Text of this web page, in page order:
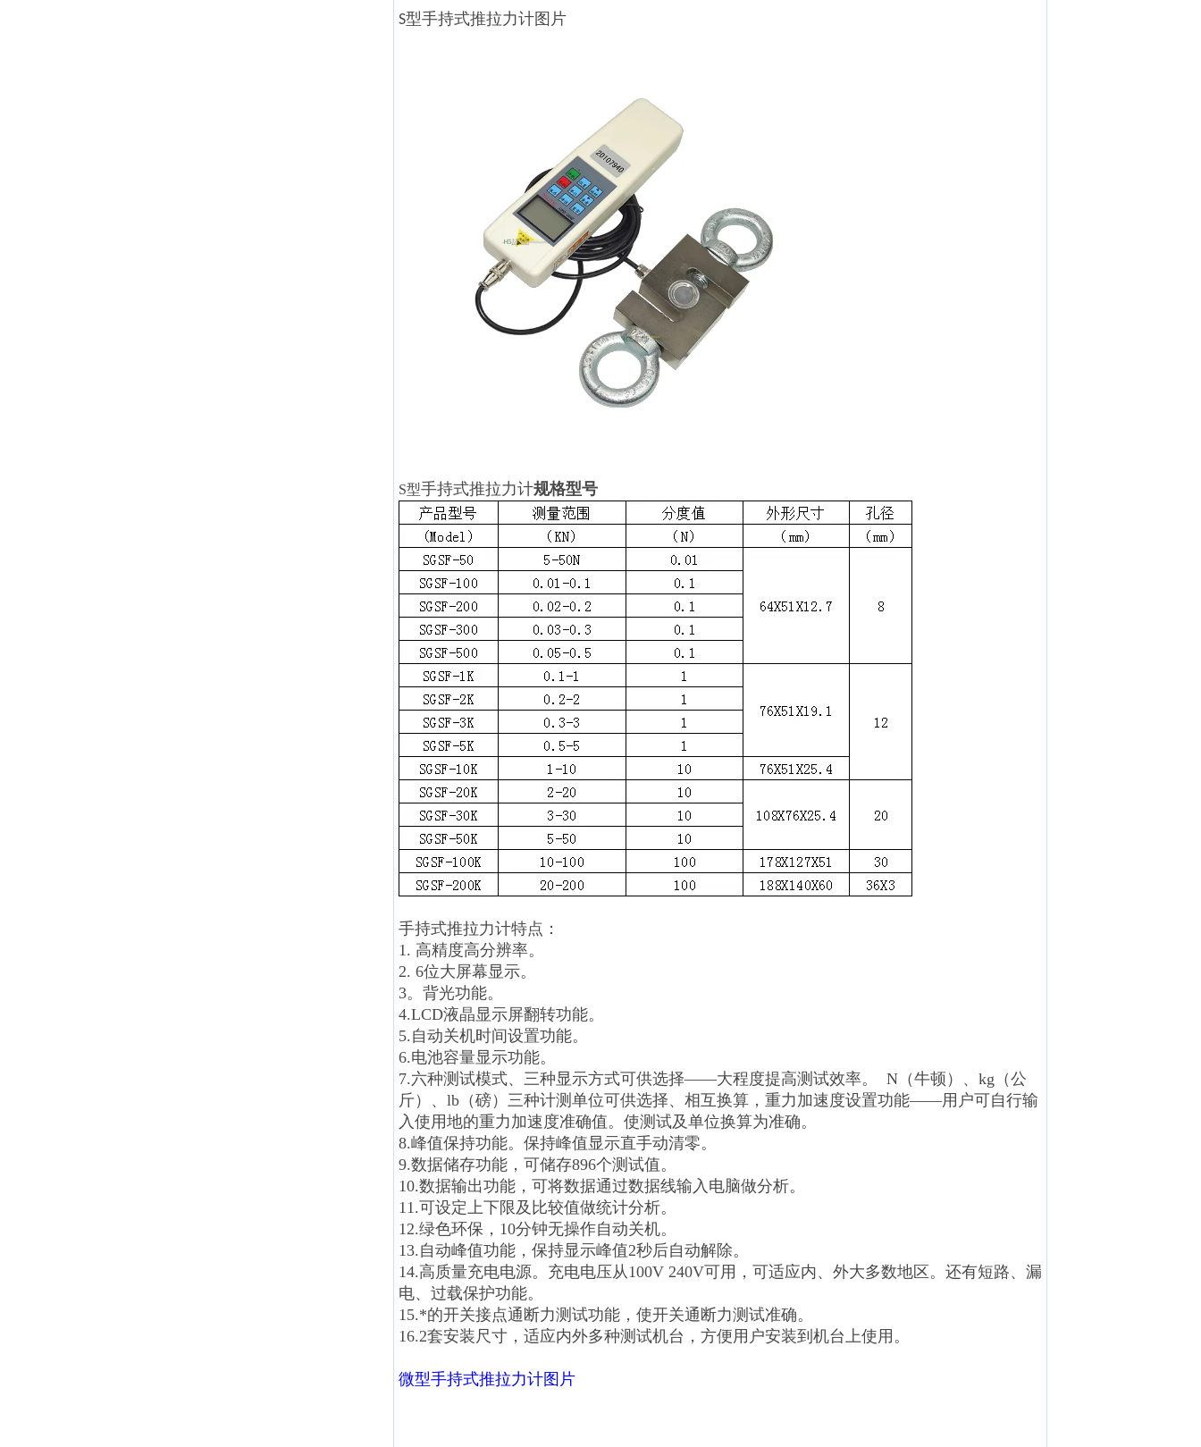
S型手持式推拉力计图片
S型手持式推拉力计规格型号
手持式推拉力计特点：
1. 高精度高分辨率。
2. 6位大屏幕显示。
3。背光功能。
4.LCD液晶显示屏翻转功能。
5.自动关机时间设置功能。
6.电池容量显示功能。
7.六种测试模式、三种显示方式可供选择——大程度提高测试效率。 N（牛顿）、kg（公
斤）、lb（磅）三种计测单位可供选择、相互换算，重力加速度设置功能——用户可自行输
入使用地的重力加速度准确值。使测试及单位换算为准确。
8.峰值保持功能。保持峰值显示直手动清零。
9.数据储存功能，可储存896个测试值。
10.数据输出功能，可将数据通过数据线输入电脑做分析。
11.可设定上下限及比较值做统计分析。
12.绿色环保，10分钟无操作自动关机。
13.自动峰值功能，保持显示峰值2秒后自动解除。
14.高质量充电电源。充电电压从100V 240V可用，可适应内、外大多数地区。还有短路、漏
电、过载保护功能。
15.*的开关接点通断力测试功能，使开关通断力测试准确。
16.2套安装尺寸，适应内外多种测试机台，方便用户安装到机台上使用。
微型手持式推拉力计图片